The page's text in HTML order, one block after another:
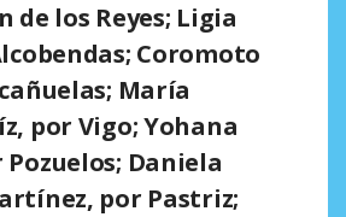
de los Reyes; Ligia
Coromoto
María
por Vigo;Yohana
Pozuelos; Daniela
por Pastriz;